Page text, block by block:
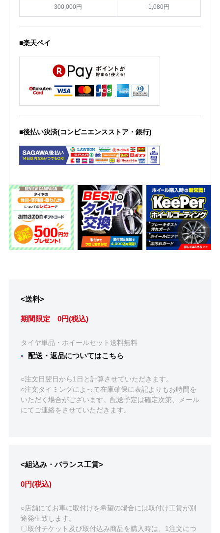
300,000円 1,080円
■楽天ペイ
■後払い決済(コンビニエンスストア・銀行)
<送料>
期間限定 0円(税込)
タイヤ単品・ホイールセット送料無料
配送・返品についてはこちら
○注文日翌日から1日と計算させていただきます。
○注文タイミングによって在庫確保に表記よりもお時間を
いただく場合がございます。配送予定は確定次第、メール
にてご連絡をさせていただきます。
<組込み・バランス工賃>
0円(税込)
○店舗にてお車に取付けを希望の場合には取付け工賃が別
途発生致します。
〇取付チケット及び取付込み商品を購入時は、1注文につ